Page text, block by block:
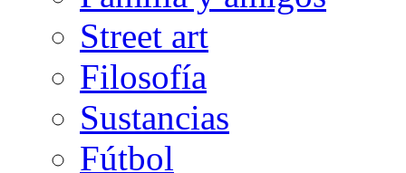
Street art
Filosofía
Sustancias
Fútbol